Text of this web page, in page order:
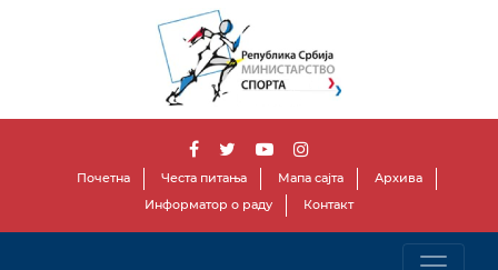
Почетна Честа питања Мапа сајта
Архива
Информатор о раду
Контакт